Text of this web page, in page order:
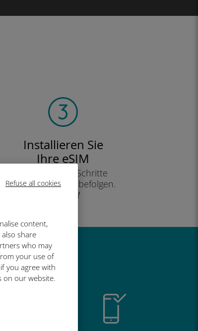
Refuse all cookies
content,
share
who may
your use of
you agree with
on our website.
Installieren Sie
Ihre eSIM
indem Sie die Schritte
auf Ihrem Gerät befolgen.
Effizient!